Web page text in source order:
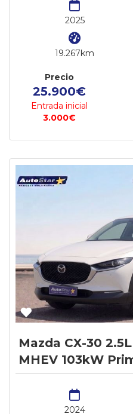
2025
19.267km
Precio
25.900€
Entrada inicial
3.000€
Mazda CX-30 2.5L
MHEV 103kW
2024